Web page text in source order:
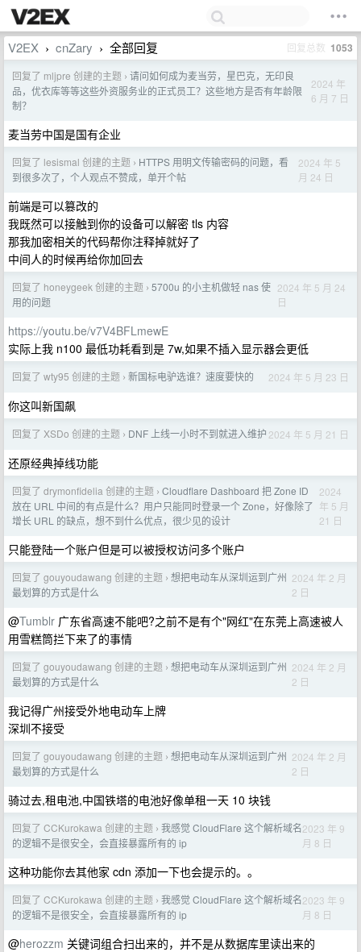
V2EX › cnZary › 全部回复 回复总数 1053
回复了 mljpre 创建的主题 › 请问如何成为麦当劳，星巴克，无印良
品，优衣库等等这些外资服务业的正式员工？这些地方是否有年龄限
制？
2024 年
6 月 7 日
麦当劳中国是国有企业
回复了 lesismal 创建的主题 › HTTPS 用明文传输密码的问题，看
到很多次了，个人观点不赞成，单开个帖
2024 年 5
月 24 日
前端是可以篡改的
我既然可以接触到你的设备可以解密 tls 内容
那我加密相关的代码帮你注释掉就好了
中间人的时候再给你加回去
回复了 honeygeek 创建的主题 › 5700u 的小主机做轻 nas 使
用的问题
2024 年 5 月 24
日
https://youtu.be/v7V4BFLmewE
实际上我 n100 最低功耗看到是 7w,如果不插入显示器会更低
回复了 wty95 创建的主题 › 新国标电驴选谁？速度要快的 2024 年 5 月 23 日
你这叫新国飙
回复了 XSDo 创建的主题 › DNF 上线一小时不到就进入维护 2024 年 5 月 21 日
还原经典掉线功能
回复了 drymonfidelia 创建的主题 › Cloudflare Dashboard 把 Zone ID
放在 URL 中间的有点是什么？用户只能同时登录一个 Zone，好像除了
增长 URL 的缺点，想不到什么优点，很少见的设计
2024
年 5 月
21 日
只能登陆一个账户但是可以被授权访问多个账户
回复了 gouyoudawang 创建的主题 › 想把电动车从深圳运到广州
最划算的方式是什么
2024 年 2 月
2 日
@Tumblr 广东省高速不能吧?之前不是有个"网红"在东莞上高速被人
用雪糕筒拦下来了的事情
回复了 gouyoudawang 创建的主题 › 想把电动车从深圳运到广州
最划算的方式是什么
2024 年 2 月
2 日
我记得广州接受外地电动车上牌
深圳不接受
回复了 gouyoudawang 创建的主题 › 想把电动车从深圳运到广州
最划算的方式是什么
2024 年 2 月
2 日
骑过去,租电池,中国铁塔的电池好像单租一天 10 块钱
回复了 CCKurokawa 创建的主题 › 我感觉 CloudFlare 这个解析域名
的逻辑不是很安全，会直接暴露所有的 ip
2023 年 9
月 8 日
这种功能你去其他家 cdn 添加一下也会提示的。。
回复了 CCKurokawa 创建的主题 › 我感觉 CloudFlare 这个解析域名
的逻辑不是很安全，会直接暴露所有的 ip
2023 年 9
月 8 日
@herozzm 关键词组合扫出来的，并不是从数据库里读出来的